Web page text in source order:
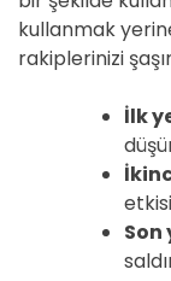
kullanmak
rakiplerinizi
İlk
Son